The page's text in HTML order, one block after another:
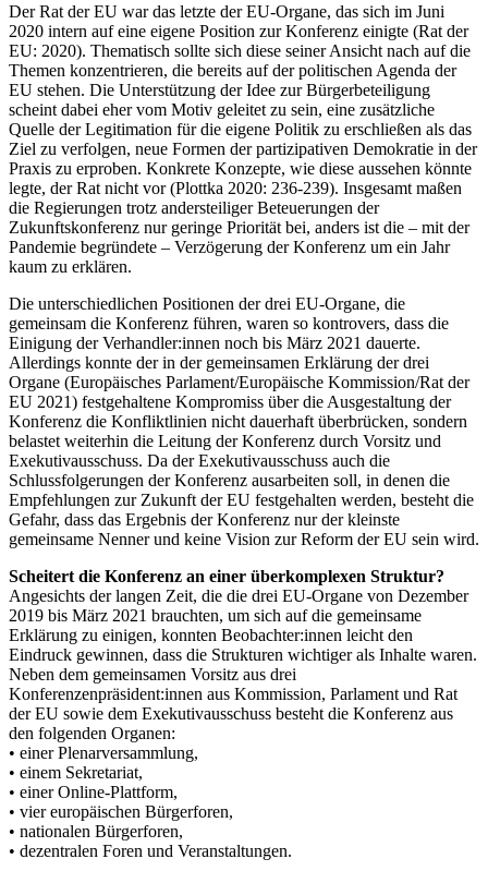
Der Rat der EU war das letzte der EU-Organe, das sich im Juni
2020 intern auf eine eigene Position zur Konferenz einigte (Rat der
EU: 2020). Thematisch sollte sich diese seiner Ansicht nach auf die
Themen konzentrieren, die bereits auf der politischen Agenda der
EU stehen. Die Unterstützung der Idee zur Bürgerbeteiligung
scheint dabei eher vom Motiv geleitet zu sein, eine zusätzliche
Quelle der Legitimation für die eigene Politik zu erschließen als das
Ziel zu verfolgen, neue Formen der partizipativen Demokratie in der
Praxis zu erproben. Konkrete Konzepte, wie diese aussehen könnte
legte, der Rat nicht vor (Plottka 2020: 236-239). Insgesamt maßen
die Regierungen trotz andersteiliger Beteuerungen der
Zukunftskonferenz nur geringe Priorität bei, anders ist die – mit der
Pandemie begründete – Verzögerung der Konferenz um ein Jahr
kaum zu erklären.
Die unterschiedlichen Positionen der drei EU-Organe, die
gemeinsam die Konferenz führen, waren so kontrovers, dass die
Einigung der Verhandler:innen noch bis März 2021 dauerte.
Allerdings konnte der in der gemeinsamen Erklärung der drei
Organe (Europäisches Parlament/Europäische Kommission/Rat der
EU 2021) festgehaltene Kompromiss über die Ausgestaltung der
Konferenz die Konfliktlinien nicht dauerhaft überbrücken, sondern
belastet weiterhin die Leitung der Konferenz durch Vorsitz und
Exekutivausschuss. Da der Exekutivausschuss auch die
Schlussfolgerungen der Konferenz ausarbeiten soll, in denen die
Empfehlungen zur Zukunft der EU festgehalten werden, besteht die
Gefahr, dass das Ergebnis der Konferenz nur der kleinste
gemeinsame Nenner und keine Vision zur Reform der EU sein wird.
Scheitert die Konferenz an einer überkomplexen Struktur?
Angesichts der langen Zeit, die die drei EU-Organe von Dezember
2019 bis März 2021 brauchten, um sich auf die gemeinsame
Erklärung zu einigen, konnten Beobachter:innen leicht den
Eindruck gewinnen, dass die Strukturen wichtiger als Inhalte waren.
Neben dem gemeinsamen Vorsitz aus drei
Konferenzenpräsident:innen aus Kommission, Parlament und Rat
der EU sowie dem Exekutivausschuss besteht die Konferenz aus
den folgenden Organen:
• einer Plenarversammlung,
• einem Sekretariat,
• einer Online-Plattform,
• vier europäischen Bürgerforen,
• nationalen Bürgerforen,
• dezentralen Foren und Veranstaltungen.